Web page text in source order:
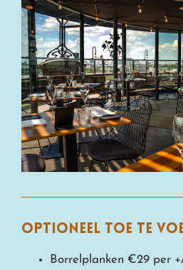
optioneel toe te
Borrelplanken €29 per